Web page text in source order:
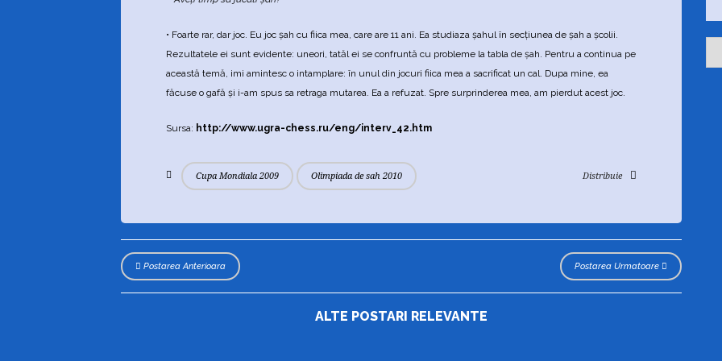
• Foarte rar, dar joc. Eu joc şah cu fiica mea, care are 11 ani. Ea studiaza şahul în secţiunea de şah a şcolii.
Rezultatele ei sunt evidente: uneori, tatăl ei se confruntă cu probleme la tabla de şah. Pentru a continua pe
această temă, imi amintesc o intamplare: în unul din jocuri fiica mea a sacrificat un cal. Dupa mine, ea
făcuse o gafă şi i-am spus sa retraga mutarea. Ea a refuzat. Spre surprinderea mea, am pierdut acest joc.
Sursa: http://www.ugra-chess.ru/eng/interv_42.htm
Cupa Mondiala 2009 Olimpiada de sah 2010 Distribuie
Postarea Anterioara Postarea Urmatoare
ALTE POSTARI RELEVANTE
i
i
h